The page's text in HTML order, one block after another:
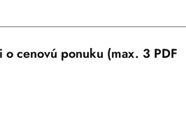
cenovú ponuku (max. 3 PDF